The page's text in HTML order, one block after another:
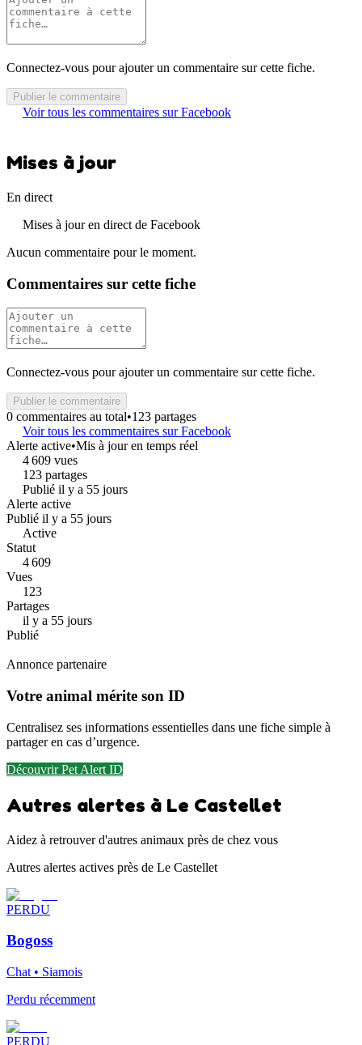
Connectez-vous pour ajouter un commentaire sur cette fiche.
Publier le commentaire
Voir tous les commentaires sur Facebook
Mises à jour
En direct
Mises à jour en direct de Facebook
Aucun commentaire pour le moment.
Commentaires sur cette fiche
Connectez-vous pour ajouter un commentaire sur cette fiche.
Publier le commentaire
0 commentaires au total•123 partages
Voir tous les commentaires sur Facebook
Alerte active•Mis à jour en temps réel
4 609 vues
123 partages
Publié il y a 55 jours
Alerte active
Publié il y a 55 jours
Active
Statut
4 609
Vues
123
Partages
il y a 55 jours
Publié
Annonce partenaire
Votre animal mérite son ID
Centralisez ses informations essentielles dans une fiche simple à
partager en cas d’urgence.
Découvrir Pet Alert ID
Autres alertes à Le Castellet
Aidez à retrouver d'autres animaux près de chez vous
Autres alertes actives près de Le Castellet
PERDU
Bogoss
Chat • Siamois
Perdu récemment
PERDU